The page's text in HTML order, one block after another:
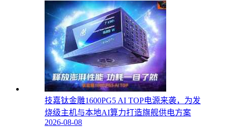
技嘉钛金雕1600PG5 AI TOP电源来袭，为发
烧级主机与本地AI算力打造旗舰供电方案
2026-08-08